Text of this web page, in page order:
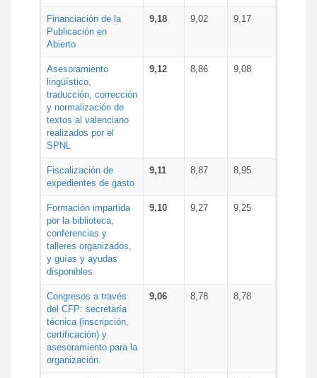
Financiación de la
Publicación en
Abierto
9,18 9,02 9,17
Asesoramiento
lingüístico,
traducción, corrección
y normalización de
textos al valenciano
realizados por el
SPNL
9,12 8,86 9,08
Fiscalización de
expedientes de gasto
9,11 8,87 8,95
Formación impartida
por la biblioteca,
conferencias y
talleres organizados,
y guías y ayudas
disponibles
9,10 9,27 9,25
Congresos a través
del CFP: secretaría
técnica (inscripción,
certificación) y
asesoramiento para la
organización.
9,06 8,78 8,78